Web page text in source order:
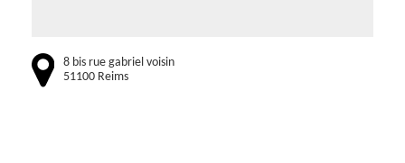
8 bis rue gabriel voisin
51100 Reims